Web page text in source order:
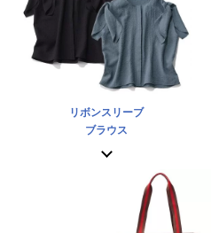
リボンスリーブ
ブラウス